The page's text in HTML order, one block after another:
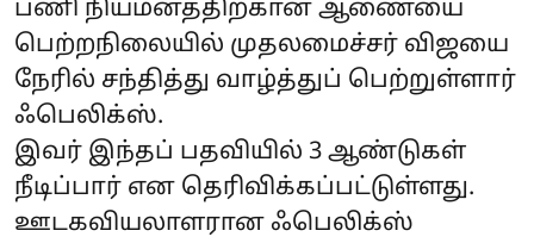
பணி நியமனத்திற்கான ஆணையை
பெற்றநிலையில் முதலமைச்சர் விஜயை
நேரில் சந்தித்து வாழ்த்துப் பெற்றுள்ளார்
ஃபெலிக்ஸ்.
இவர் இந்தப் பதவியில் 3 ஆண்டுகள்
நீடிப்பார் என தெரிவிக்கப்பட்டுள்ளது.
ஊடகவியலாளரான ஃபெலிக்ஸ்